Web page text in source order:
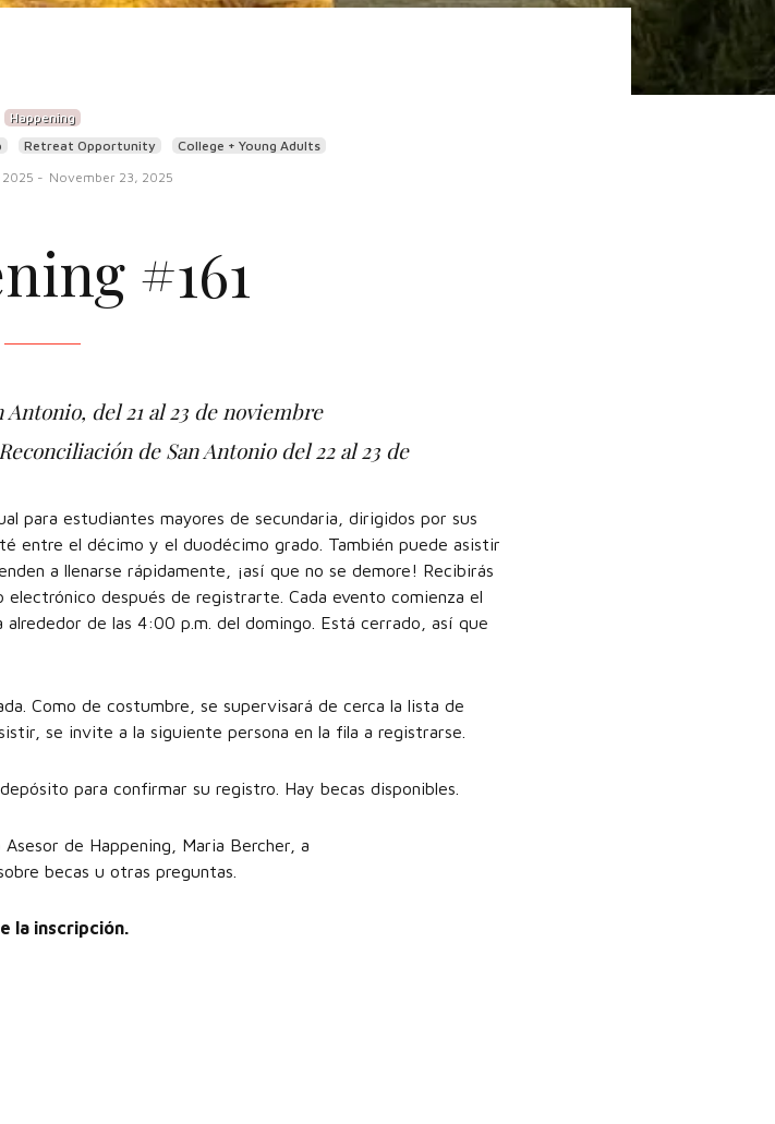
Happening
Retreat Opportunity
College + Young Adults
- November 23, 2025
#161
del 21 al 23 de noviembre
de San Antonio del 22 al 23 de
para estudiantes mayores de secundaria, dirigidos por sus
entre el décimo y el duodécimo grado. También puede asistir
a llenarse rápidamente, ¡así que no se demore! Recibirás
después de registrarte. Cada evento comienza el
de las 4:00 p.m. del domingo. Está cerrado, así que
Como de costumbre, se supervisará de cerca la lista de
se invite a la siguiente persona en la fila a registrarse.
para confirmar su registro. Hay becas disponibles.
de Happening, Maria Bercher, a
becas u otras preguntas.
la inscripción.